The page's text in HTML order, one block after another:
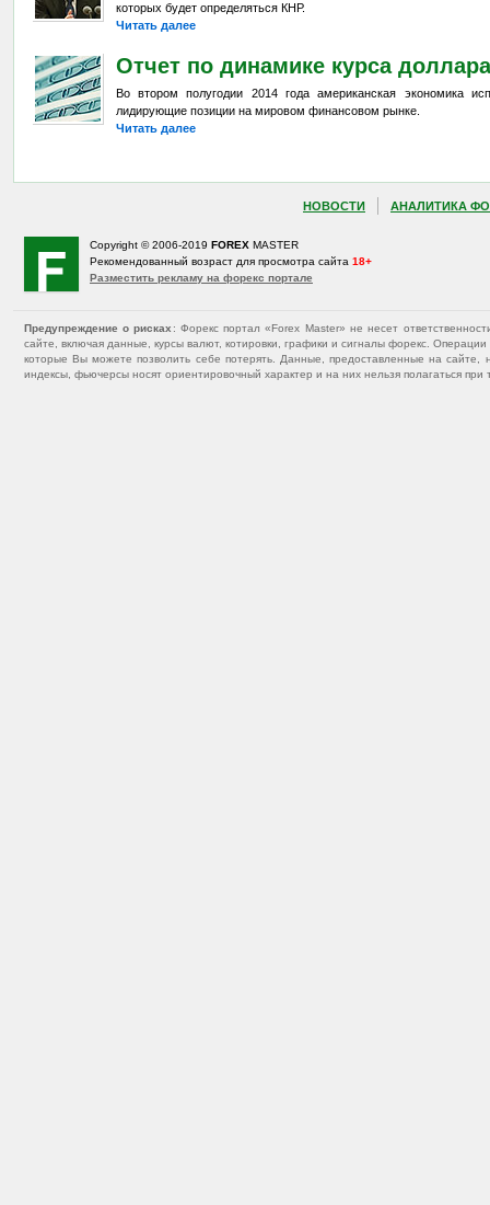
которых будет определяться КНР.
Читать далее
Отчет по динамике курса доллара
Во втором полугодии 2014 года американская экономика
лидирующие позиции на мировом финансовом рынке.
Читать далее
НОВОСТИ АНАЛИТИКА
Copyright © 2006-2019 FOREX MASTER
Рекомендованный возраст для просмотра сайта 18+
Разместить рекламу на форекс портале
Предупреждение о рисках : Форекс портал «Forex Master» не несет
сайте, включая данные, курсы валют, котировки, графики и сигналы форекс.
которые Вы можете позволить себе потерять. Данные, предоставленные на
индексы, фьючерсы носят ориентировочный характер и на них нельзя полагаться при